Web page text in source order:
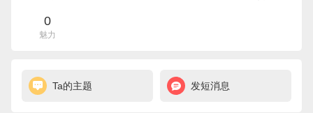
0
魅力
Ta的主题 发短消息